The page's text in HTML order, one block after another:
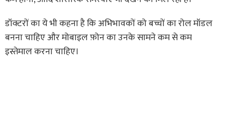
डॉक्टरों का ये भी कहना है कि अभिभावकों को बच्चों का रोल मॉडल
बनना चाहिए और मोबाइल फ़ोन का उनके सामने कम से कम
इस्तेमाल करना चाहिए।